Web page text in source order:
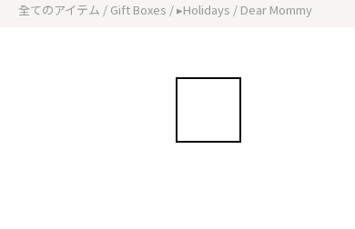
全てのアイテム / Gift Boxes /▸Holidays / Dear Mommy